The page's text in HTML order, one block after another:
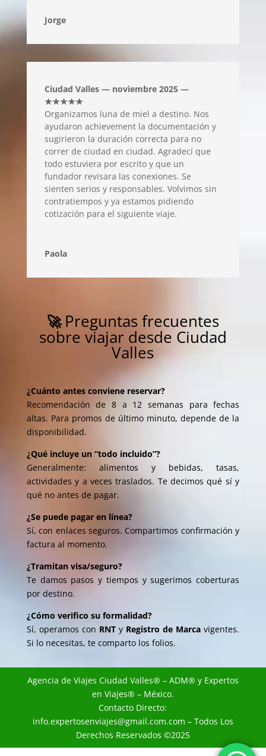
Jorge
Ciudad Valles — noviembre 2025 —
★★★★★
Organizamos luna de miel a destino. Nos
ayudaron achievement la documentación y
sugirieron la duración correcta para no
correr de ciudad en ciudad. Agradecí que
todo estuviera por escrito y que un
fundador revisara las conexiones. Se
sienten serios y responsables. Volvimos sin
contratiempos y ya estamos pidiendo
cotización para el siguiente viaje.
Paola
🚀 Preguntas frecuentes
sobre viajar desde Ciudad
Valles
¿Cuánto antes conviene reservar?
Recomendación de 8 a 12 semanas para fechas
altas. Para promos de último minuto, depende de la
disponibilidad.
¿Qué incluye un “todo incluido”?
Generalmente: alimentos y bebidas, tasas,
actividades y a veces traslados. Te decimos qué sí y
qué no antes de pagar.
¿Se puede pagar en línea?
Sí, con enlaces seguros. Compartimos confirmación y
factura al momento.
¿Tramitan visa/seguro?
Te damos pasos y tiempos y sugerimos coberturas
por destino.
¿Cómo verifico su formalidad?
Sí, operamos con RNTy Registro de Marca vigentes.
Si lo necesitas, te comparto los folios.
Agencia de Viajes Ciudad Valles® – ADM® y Expertos
en Viajes® – México.
Contacto Directo:
info.expertosenviajes@gmail.com.com – Todos Los
Derechos Reservados ©2025